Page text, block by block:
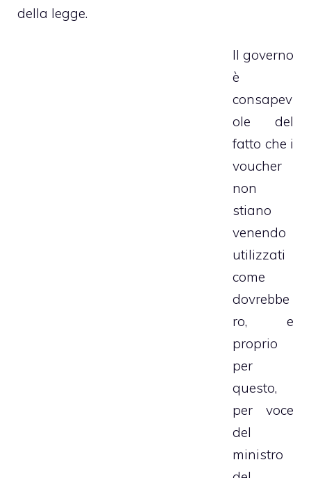
della legge.
Il governo
è
consapev
ole del
fatto che i
voucher
non
stiano
venendo
utilizzati
come
dovrebbe
ro, e
proprio
per
questo,
per voce
del
ministro